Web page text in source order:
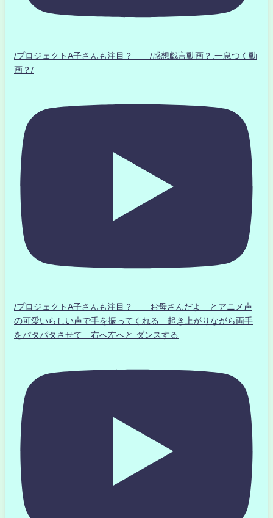
/プロジェクトA子さんも注目？ /感想戯言動画？.一息つく動
画？/
/プロジェクトA子さんも注目？ お母さんだよ とアニメ声
の可愛いらしい声で手を振ってくれる 起き上がりながら両手
をパタパタさせて 右へ左へと ダンスする